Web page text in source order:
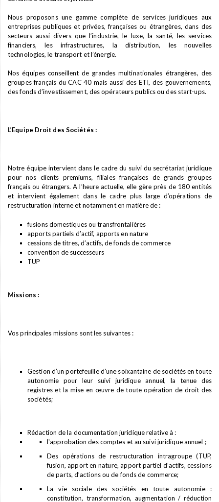
Nous proposons une gamme complète de services juridiques aux
entreprises publiques et privées, françaises ou étrangères, dans des
secteurs aussi divers que l’industrie, le luxe, la santé, les services
financiers, les infrastructures, la distribution, les nouvelles
technologies, le transport et l’énergie.
Nos équipes conseillent de grandes multinationales étrangères, des
groupes français du CAC 40 mais aussi des ETI, des gouvernements,
des fonds d’investissement, des opérateurs publics ou des start-ups.
L’Equipe Droit des Sociétés :
Notre équipe intervient dans le cadre du suivi du secrétariat juridique
pour nos clients premiums, filiales françaises de grands groupes
français ou étrangers. A l’heure actuelle, elle gère près de 180 entités
et intervient également dans le cadre plus large d’opérations de
restructuration interne et notamment en matière de :
fusions domestiques ou transfrontalières
apports partiels d’actif, apports en nature
cessions de titres, d’actifs, de fonds de commerce
convention de successeurs
TUP
Missions :
Vos principales missions sont les suivantes :
Gestion d’un portefeuille d’une soixantaine de sociétés en toute
autonomie pour leur suivi juridique annuel, la tenue des
registres et la mise en œuvre de toute opération de droit des
sociétés;
Rédaction de la documentation juridique relative à :
l'approbation des comptes et au suivi juridique annuel ;
Des opérations de restructuration intragroupe (TUP,
fusion, apport en nature, apport partiel d’actifs, cessions
de parts, d’actions ou de fonds de commerce;
La vie sociale des sociétés en toute autonomie :
constitution, transformation, augmentation / réduction